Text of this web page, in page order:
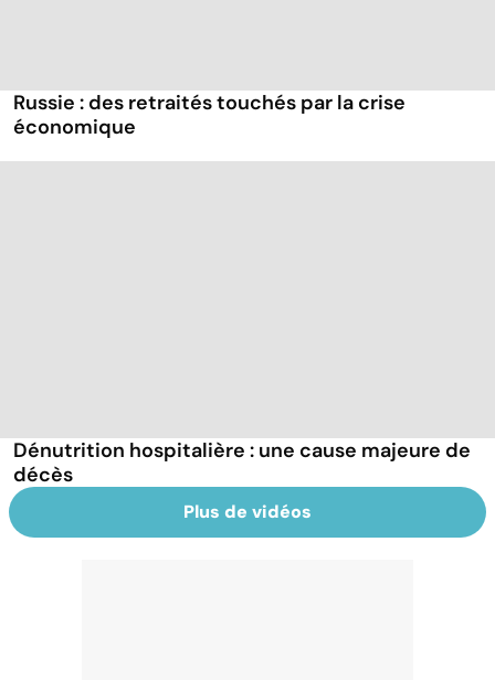
Russie : des retraités touchés par la crise
économique
Dénutrition hospitalière : une cause majeure de
décès
Plus de vidéos